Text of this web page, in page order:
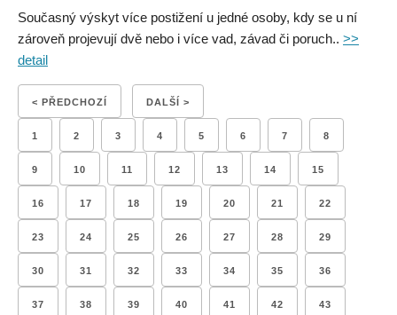
Současný výskyt více postižení u jedné osoby, kdy se u ní
zároveň projevují dvě nebo i více vad, závad či poruch.. >>
detail
< PŘEDCHOZÍ DALŠÍ >
1 2 3 4 5 6 7 8
9 10 11 12 13 14 15
16 17 18 19 20 21 22
23 24 25 26 27 28 29
30 31 32 33 34 35 36
37 38 39 40 41 42 43